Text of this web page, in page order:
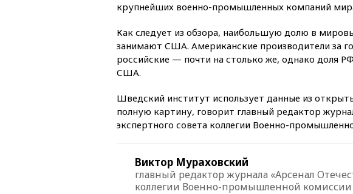
крупнейших военно-промышленных компаний
Как следует из обзора, наибольшую долю в
занимают США. Американские производители за
российские — почти на столько же, однако доля
США.
Шведский институт использует данные из
полную картину, говорит главный редактор
экспертного совета коллегии Военно-
Виктор Мураховский
главный редактор журнала «Арсенал
коллегии Военно-промышленной